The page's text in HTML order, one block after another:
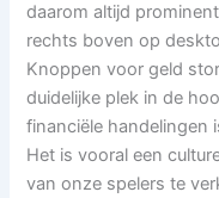
daarom altijd
rechts boven op
Knoppen voor geld
duidelijke plek in de
financiële handelingen
Het is vooral een
van onze spelers te